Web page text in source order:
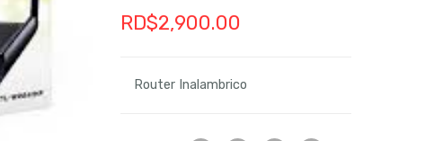
RD$2,900.00
Router Inalambrico